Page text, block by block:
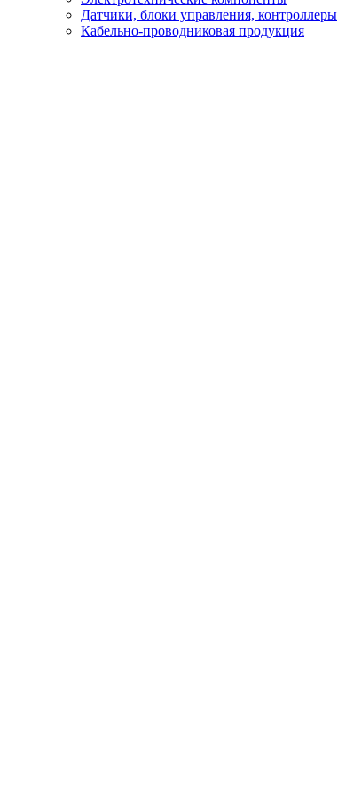
Датчики, блоки управления, контроллеры
Кабельно-проводниковая продукция